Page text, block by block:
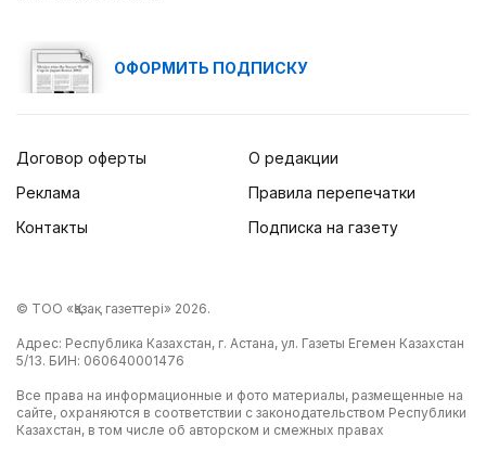
ОФОРМИТЬ ПОДПИСКУ
Договор оферты
Реклама
Контакты
О редакции
Правила перепечатки
Подписка на газету
© ТОО «Қазақ газеттері» 2026.
Адрес: Республика Казахстан, г. Астана, ул. Газеты Егемен Казахстан
5/13. БИН: 060640001476
Все права на информационные и фото материалы, размещенные на
сайте, охраняются в соответствии с законодательством Республики
Казахстан, в том числе об авторском и смежных правах